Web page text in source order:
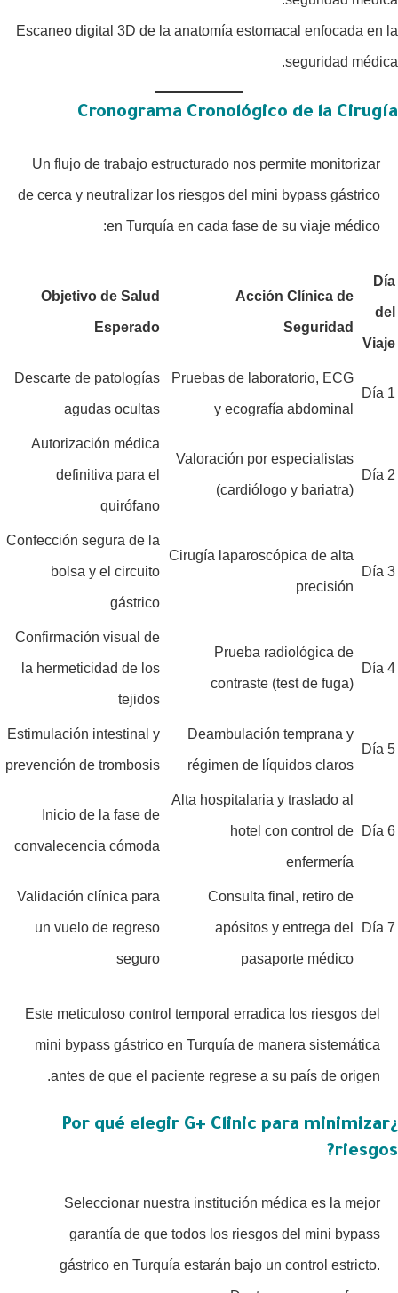
Escaneo digital 3D de la anatomía estomacal enfocada en la
seguridad médica.
Cronograma Cronológico de la Cirugía
Un flujo de trabajo estructurado nos permite monitorizar
de cerca y neutralizar los riesgos del mini bypass gástrico
en Turquía en cada fase de su viaje médico:
Día
del
Viaje
Acción Clínica de
Seguridad
Objetivo de Salud
Esperado
Día 1
Pruebas de laboratorio, ECG
y ecografía abdominal
Descarte de patologías
agudas ocultas
Día 2
Valoración por especialistas
(cardiólogo y bariatra)
Autorización médica
definitiva para el
quirófano
Día 3
Cirugía laparoscópica de alta
precisión
Confección segura de la
bolsa y el circuito
gástrico
Día 4
Prueba radiológica de
contraste (test de fuga)
Confirmación visual de
la hermeticidad de los
tejidos
Día 5
Deambulación temprana y
régimen de líquidos claros
Estimulación intestinal y
prevención de trombosis
Día 6
Alta hospitalaria y traslado al
hotel con control de
enfermería
Inicio de la fase de
convalecencia cómoda
Día 7
Consulta final, retiro de
apósitos y entrega del
pasaporte médico
Validación clínica para
un vuelo de regreso
seguro
Este meticuloso control temporal erradica los riesgos del
mini bypass gástrico en Turquía de manera sistemática
antes de que el paciente regrese a su país de origen.
¿Por qué elegir G+ Clinic para minimizar
riesgos?
Seleccionar nuestra institución médica es la mejor
garantía de que todos los riesgos del mini bypass
gástrico en Turquía estarán bajo un control estricto.